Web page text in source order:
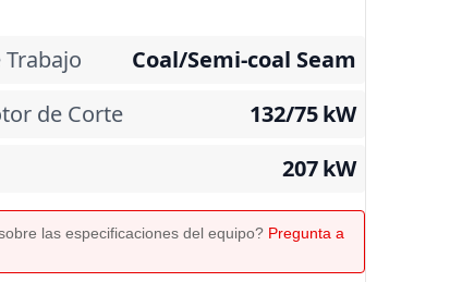
Coal/Semi-coal Seam
de Corte
132/75kW
207kW
las especificaciones del equipo? Pregunta a